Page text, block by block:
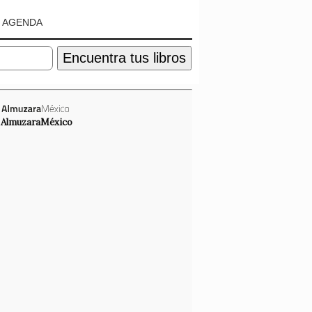
AGENDA
Encuentra tus libros
AlmuzaraMéxico